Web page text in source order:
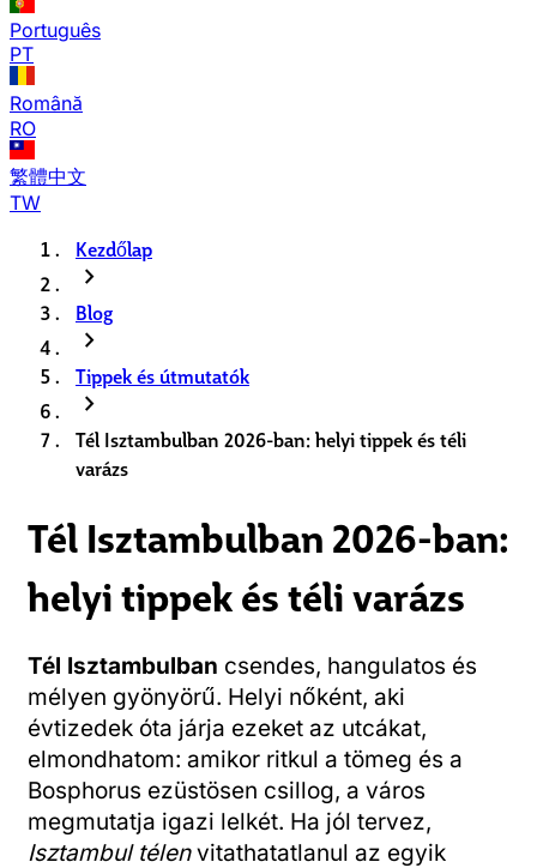
Português
PT
Română
RO
繁體中文
TW
Kezdőlap
chevron_right
Blog
chevron_right
Tippek és útmutatók
chevron_right
Tél Isztambulban 2026-ban: helyi tippek és téli
varázs
Tél Isztambulban 2026-ban:
helyi tippek és téli varázs
Tél Isztambulban csendes, hangulatos és
mélyen gyönyörű. Helyi nőként, aki
évtizedek óta járja ezeket az utcákat,
elmondhatom: amikor ritkul a tömeg és a
Bosphorus ezüstösen csillog, a város
megmutatja igazi lelkét. Ha jól tervez,
Isztambul télenvitathatatlanul az egyik